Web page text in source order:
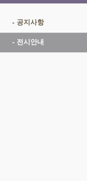
- 공지사항
- 전시안내